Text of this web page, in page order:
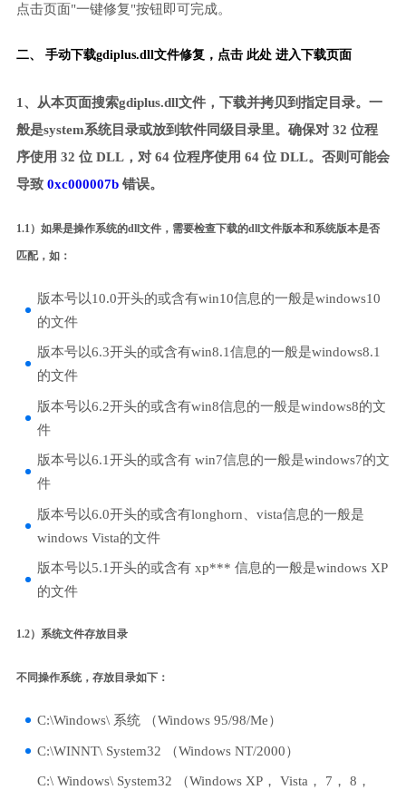
点击页面"一键修复"按钮即可完成。
二、 手动下载gdiplus.dll文件修复， 点击 此处 进入下载页面
1、从本页面搜索gdiplus.dll文件，下载并拷贝到指定目录。一
般是system系统目录或放到软件同级目录里。确保对 32 位程
序使用 32 位 DLL，对 64 位程序使用 64 位 DLL。否则可能会
导致 0xc000007b错误。
1.1）如果是操作系统的dll文件，需要检查下载的dll文件版本和系统版本是否
匹配，如：
版本号以10.0开头的或含有win10信息的一般是windows10
的文件
版本号以6.3开头的或含有win8.1信息的一般是windows8.1
的文件
版本号以6.2开头的或含有win8信息的一般是windows8的文
件
版本号以6.1开头的或含有 win7信息的一般是windows7的文
件
版本号以6.0开头的或含有longhorn、vista信息的一般是
windows Vista的文件
版本号以5.1开头的或含有 xp*** 信息的一般是windows XP
的文件
1.2）系统文件存放目录
不同操作系统，存放目录如下：
C:\Windows\ 系统 （Windows 95/98/Me）
C:\WINNT\ System32 （Windows NT/2000）
C:\ Windows\ System32 （Windows XP， Vista， 7， 8，